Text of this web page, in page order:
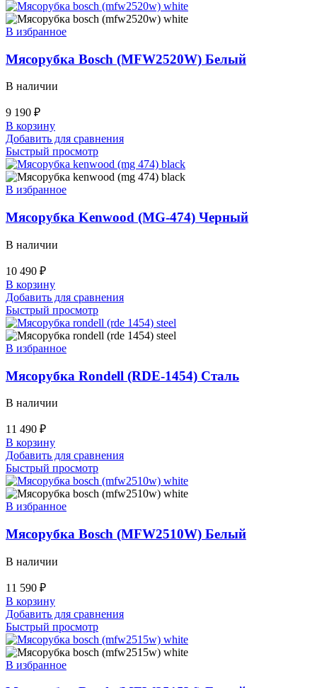
В избранное
Мясорубка Bosch (MFW2520W) Белый
В наличии
9 190 ₽
В корзину
Добавить для сравнения
Быстрый просмотр
В избранное
Мясорубка Kenwood (MG-474) Черный
В наличии
10 490 ₽
В корзину
Добавить для сравнения
Быстрый просмотр
В избранное
Мясорубка Rondell (RDE-1454) Сталь
В наличии
11 490 ₽
В корзину
Добавить для сравнения
Быстрый просмотр
В избранное
Мясорубка Bosch (MFW2510W) Белый
В наличии
11 590 ₽
В корзину
Добавить для сравнения
Быстрый просмотр
В избранное